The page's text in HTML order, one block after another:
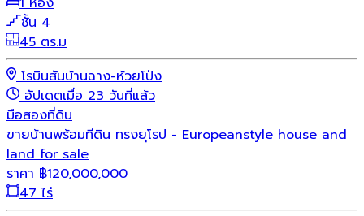
ชั้น 4
45 ตร.ม
โรบินสันบ้านฉาง-ห้วยโป่ง
อัปเดตเมื่อ 23 วันที่แล้ว
มือสองที่ดิน
ขายบ้านพร้อมทีดิน ทรงยุโรป - Europeanstyle house and
land for sale
ราคา ฿120,000,000
47 ไร่